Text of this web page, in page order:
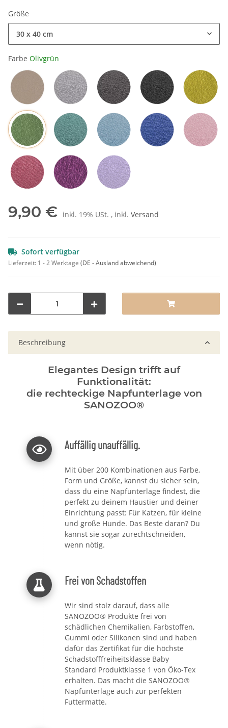
Größe
30 x 40 cm
Farbe Olivgrün
Sand / BeigeHellgrau Grau Schwarz
Olivgrün Petrol Hellblau
9,90 € inkl. 19% USt. , inkl. Versand
Sofort verfügbar
Lieferzeit: 1 - 2 Werktage (DE - Ausland abweichend)
Beschreibung
Elegantes Design trifft auf
Funktionalität:
die rechteckige Napfunterlage von
SANOZOO®
Auffällig unauffällig.
Mit über 200 Kombinationen aus Farbe,
Form und Größe, kannst du sicher sein,
dass du eine Napfunterlage findest, die
perfekt zu deinem Haustier und deiner
Einrichtung passt: Für Katzen, für kleine
und große Hunde. Das Beste daran? Du
kannst sie sogar zurechtschneiden,
wenn nötig.
Frei von Schadstoffen
Wir sind stolz darauf, dass alle
SANOZOO® Produkte frei von
schädlichen Chemikalien, Farbstoffen,
Gummi oder Silikonen sind und haben
dafür das Zertifikat für die höchste
Schadstofffreiheitsklasse Baby
Standard Produktklasse 1 von Öko-Tex
erhalten. Das macht die SANOZOO®
Napfunterlage auch zur perfekten
Futtermatte.